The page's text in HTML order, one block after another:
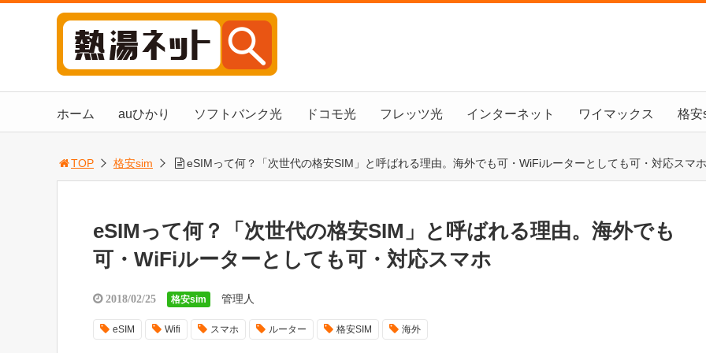
ホーム auひかり ソフトバンク光 ドコモ光 フレッツ光 インターネット ワイマックス 格安
TOP 格安sim eSIMって何？「次世代の格安SIM」と呼ばれる理由。海外でも可・WiFiルーターとしても可・対応スマホ
eSIMって何？「次世代の格安SIM」と呼ばれる理由。海外でも
可・WiFiルーターとしても可・対応スマホ
2018/02/25 格安sim 管理人
eSIM Wifi スマホ ルーター 格安SIM 海外